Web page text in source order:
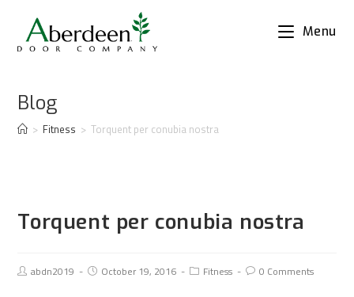
Menu
Blog
> Fitness > Torquent per conubia nostra
Torquent per conubia nostra
abdn2019 October 19, 2016 Fitness 0 Comments